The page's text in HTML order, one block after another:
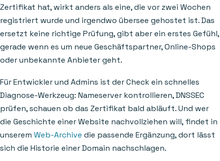
Zertifikat hat, wirkt anders als eine, die vor zwei Wochen
registriert wurde und irgendwo übersee gehostet ist. Das
ersetzt keine richtige Prüfung, gibt aber ein erstes Gefühl,
gerade wenn es um neue Geschäftspartner, Online-Shops
oder unbekannte Anbieter geht.
Für Entwickler und Admins ist der Check ein schnelles
Diagnose-Werkzeug: Nameserver kontrollieren, DNSSEC
prüfen, schauen ob das Zertifikat bald abläuft. Und wer
die Geschichte einer Website nachvollziehen will, findet in
unserem Web-Archive die passende Ergänzung, dort lässt
sich die Historie einer Domain nachschlagen.